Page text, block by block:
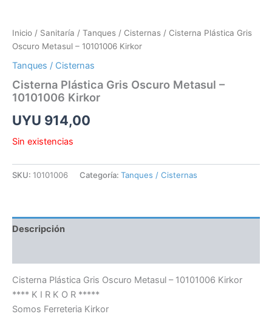
Inicio / Sanitaría / Tanques / Cisternas / Cisterna Plástica Gris
Oscuro Metasul – 10101006 Kirkor
Tanques / Cisternas
Cisterna Plástica Gris Oscuro Metasul –
10101006 Kirkor
UYU 914,00
Sin existencias
SKU: 10101006 Categoría: Tanques / Cisternas
Descripción
Cisterna Plástica Gris Oscuro Metasul – 10101006 Kirkor
**** K I R K O R *****
Somos Ferreteria Kirkor